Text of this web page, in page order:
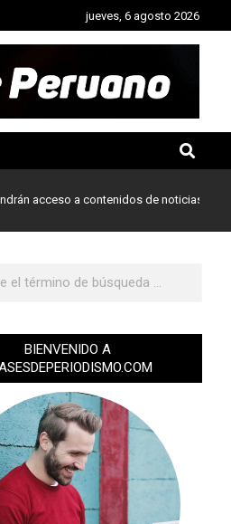
jueves, 6 agosto 2026
a contenidos de noticias de Le
BIENVENIDO A